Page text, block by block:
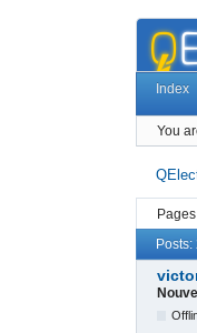
Index
You
Pages
Posts: